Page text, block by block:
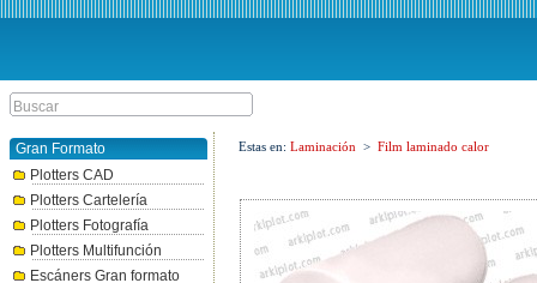
Gran Formato
Plotters CAD
Plotters Cartelería
Plotters Fotografía
Plotters Multifunción
Escáners Gran formato
Estas en: Laminación > Film laminado calor